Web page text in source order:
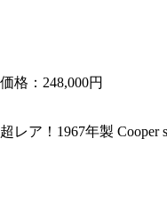
価格：248,000円
超レア！1967年製